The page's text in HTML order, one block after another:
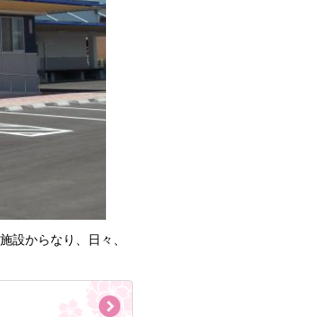
設からなり、日々、